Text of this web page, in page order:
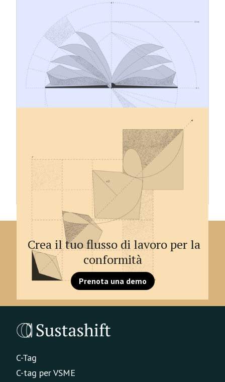
18.11.2024
Reporting CSRD: cosa significa per
Il CSRD introduce rigorosi standard di
rendicontazione sulla sostenibilità, che richiedono
alle entità di valutare la doppia materialità,
soddisfare i requisiti ESRS e contrassegnare
digitalmente i rapporti. Scopri a chi si applica, cosa
è richiesto e come prepararsi in modo efficace.
ESRS - Tagging automatico XBRL
Il CSRD richiede che le dichiarazioni di
sostenibilità siano contrassegnate digitalmente.
Un tag è un indicatore digitale di informazioni che
consente la lettura automatica del report e
specifica ogni dato con un indicatore univoco.
Crea il tuo flusso di lavoro per la
conformità
Prenota una demo
C-Tag
C-tag per VSME